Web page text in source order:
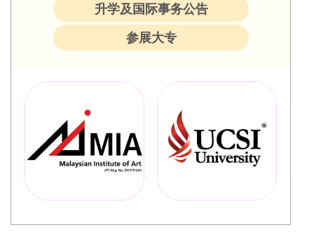
升学及国际事务公告
参展大专